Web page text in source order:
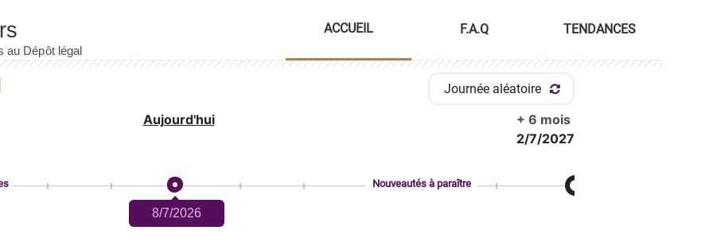
ACCUEIL F.A.Q TENDANCES
Journée aléatoire
Aujourd'hui
+ 6 mois
2/7/2027
8/7/2026
Nouveautés à paraître